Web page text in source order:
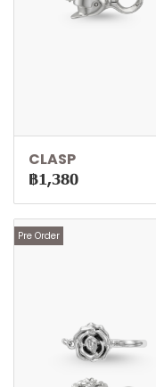
CLASP
฿1,380
Pre Order